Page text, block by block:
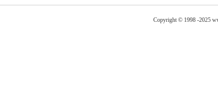
Copyright © 1998 -2025